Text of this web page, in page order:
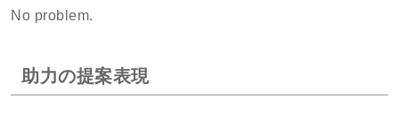
No problem.
助力の提案表現